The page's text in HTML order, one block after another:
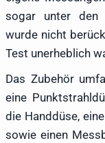
sogar unter den
wurde nicht
Test unerheblich
Das Zubehör
eine
die Handdüse,
sowie einen